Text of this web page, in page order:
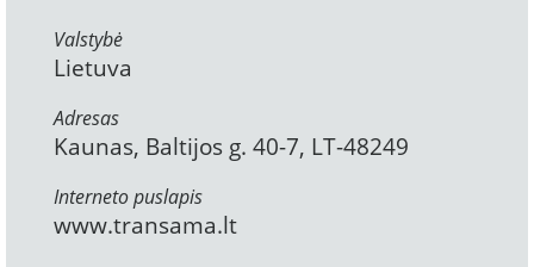
Valstybė
Lietuva
Adresas
Kaunas, Baltijos g. 40-7, LT-48249
Interneto puslapis
www.transama.lt